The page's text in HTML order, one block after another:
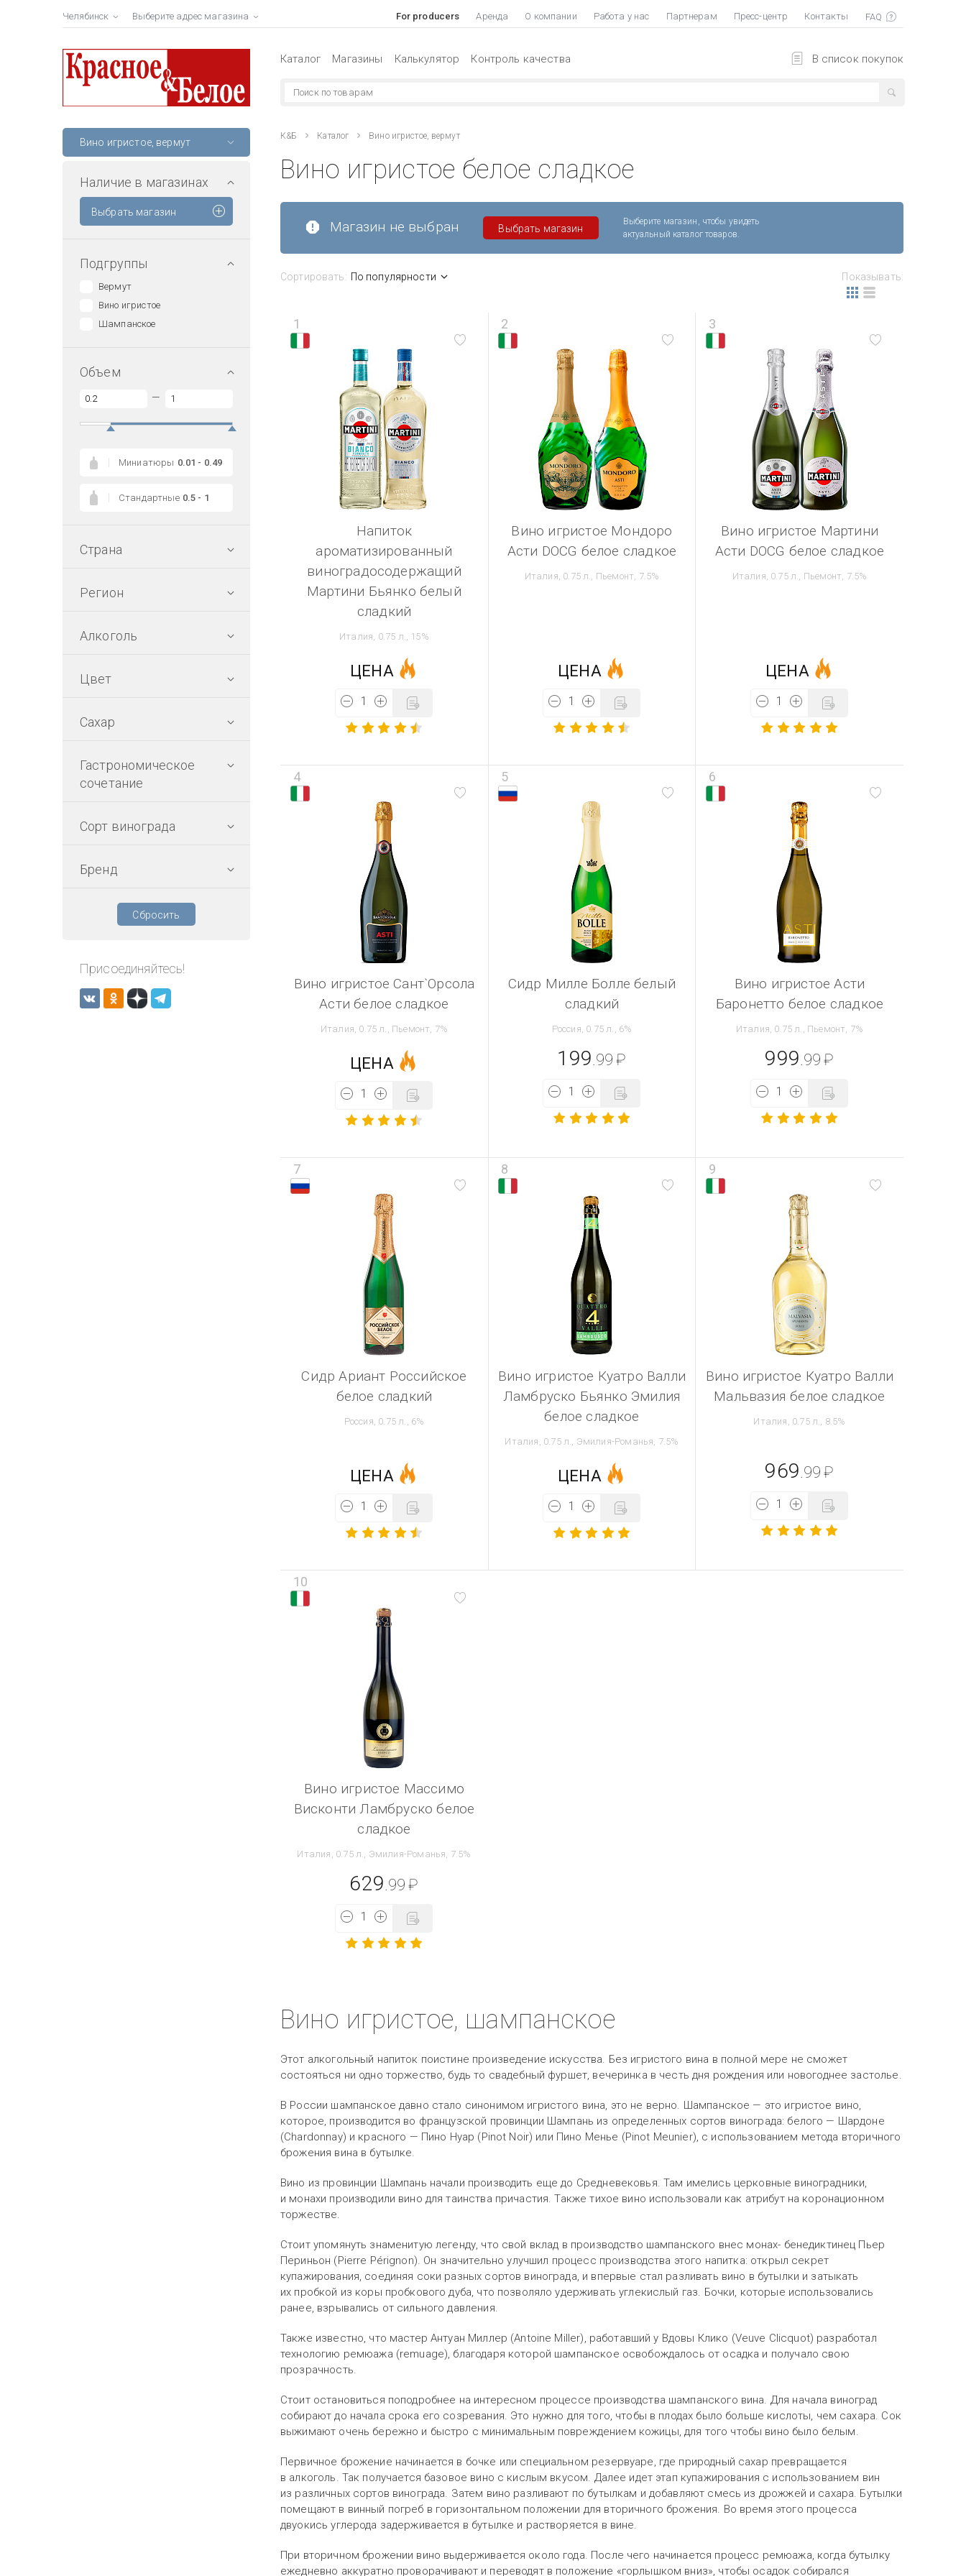
Челябинск Выберите адрес магазина For producers Аренда О компании Работа у нас Партнерам Пресс-центр Контакты
В список покупок
Каталог Магазины Калькулятор Контроль качества
Вино игристое, вермут
Наличие в магазинах
Выбрать магазин
Подгруппы
Вермут
Вино игристое
Шампанское
Объем
—
Миниатюры 0.01 - 0.49
Стандартные 0.5 - 1
Страна
Регион
Алкоголь
Цвет
Сахар
Гастрономическое
сочетание
Сорт винограда
Бренд
Сбросить
Присоединяйтесь!
К&Б Каталог Вино игристое, вермут
Вино игристое белое сладкое
Магазин не выбран Выбрать магазин
Выберите магазин, чтобы увидеть
актуальный каталог товаров.
Сортировать: По популярности Показывать:
1
Напиток
ароматизированный
виноградосодержащий
Мартини Бьянко белый
сладкий
Италия, 0.75 л., 15%
ЦЕНА
2
Вино игристое Мондоро
Асти DOCG белое сладкое
Италия, 0.75 л., Пьемонт, 7.5%
ЦЕНА
3
Вино игристое Мартини
Асти DOCG белое сладкое
Италия, 0.75 л., Пьемонт, 7.5%
ЦЕНА
4
Вино игристое Сант`Орсола
Асти белое сладкое
Италия, 0.75 л., Пьемонт, 7%
ЦЕНА
5
Сидр Милле Болле белый
сладкий
Россия, 0.75 л., 6%
199 .99 ₽
6
Вино игристое Асти
Баронетто белое сладкое
Италия, 0.75 л., Пьемонт, 7%
999 .99 ₽
7
Сидр Ариант Российское
белое сладкий
Россия, 0.75 л., 6%
ЦЕНА
8
Вино игристое Куатро Валли
Ламбруско Бьянко Эмилия
белое сладкое
Италия, 0.75 л., Эмилия-Романья, 7.5%
ЦЕНА
9
Вино игристое Куатро Валли
Мальвазия белое сладкое
Италия, 0.75 л., 8.5%
969 .99 ₽
10
Вино игристое Массимо
Висконти Ламбруско белое
сладкое
Италия, 0.75 л., Эмилия-Романья, 7.5%
629 .99 ₽
Вино игристое, шампанское
Этот алкогольный напиток поистине произведение искусства. Без игристого вина в полной мере не сможет
состояться ни одно торжество, будь то свадебный фуршет, вечеринка в честь дня рождения или новогоднее застолье.
В России шампанское давно стало синонимом игристого вина, это не верно. Шампанское — это игристое вино,
которое, производится во французской провинции Шампань из определенных сортов винограда: белого — Шардоне
(Chardonnay) и красного — Пино Нуар (Pinot Noir) или Пино Менье (Pinot Meunier), с использованием метода вторичного
брожения вина в бутылке.
Вино из провинции Шампань начали производить еще до Средневековья. Там имелись церковные виноградники,
и монахи производили вино для таинства причастия. Также тихое вино использовали как атрибут на коронационном
торжестве.
Стоит упомянуть знаменитую легенду, что свой вклад в производство шампанского внес монах- бенедиктинец Пьер
Периньон (Pierre Pérignon). Он значительно улучшил процесс производства этого напитка: открыл секрет
купажирования, соединяя соки разных сортов винограда, и впервые стал разливать вино в бутылки и затыкать
их пробкой из коры пробкового дуба, что позволяло удерживать углекислый газ. Бочки, которые использовались
ранее, взрывались от сильного давления.
Также известно, что мастер Антуан Миллер (Antoine Miller), работавший у Вдовы Клико (Veuve Clicquot) разработал
технологию ремюажа (remuage), благодаря которой шампанское освобождалось от осадка и получало свою
прозрачность.
Стоит остановиться поподробнее на интересном процессе производства шампанского вина. Для начала виноград
собирают до начала срока его созревания. Это нужно для того, чтобы в плодах было больше кислоты, чем сахара. Сок
выжимают очень бережно и быстро с минимальным повреждением кожицы, для того чтобы вино было белым.
Первичное брожение начинается в бочке или специальном резервуаре, где природный сахар превращается
в алкоголь. Так получается базовое вино с кислым вкусом. Далее идет этап купажирования с использованием вин
из различных сортов винограда. Затем вино разливают по бутылкам и добавляют смесь из дрожжей и сахара. Бутылки
помещают в винный погреб в горизонтальном положении для вторичного брожения. Во время этого процесса
двуокись углерода задерживается в бутылке и растворяется в вине.
При вторичном брожении вино выдерживается около года. После чего начинается процесс ремюажа, когда бутылку
ежедневно аккуратно проворачивают и переводят в положение «горлышком вниз», чтобы осадок собирался